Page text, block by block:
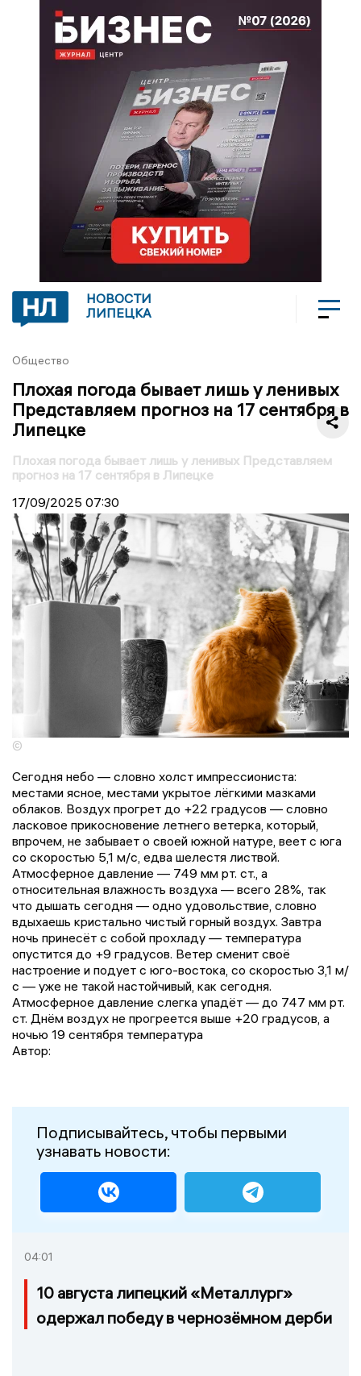
НОВОСТИ
ЛИПЕЦКА
Общество
Плохая погода бывает лишь у ленивых
Представляем прогноз на 17 сентября в
Липецке
Плохая погода бывает лишь у ленивых Представляем
прогноз на 17 сентября в Липецке
17/09/2025 07:30
©
Сегодня небо — словно холст импрессиониста:
местами ясное, местами укрытое лёгкими мазками
облаков. Воздух прогрет до +22 градусов — словно
ласковое прикосновение летнего ветерка, который,
впрочем, не забывает о своей южной натуре, веет с юга
со скоростью 5,1 м/с, едва шелестя листвой.
Атмосферное давление — 749 мм рт. ст., а
относительная влажность воздуха — всего 28%, так
что дышать сегодня — одно удовольствие, словно
вдыхаешь кристально чистый горный воздух. Завтра
ночь принесёт с собой прохладу — температура
опустится до +9 градусов. Ветер сменит своё
настроение и подует с юго-востока, со скоростью 3,1 м/
с — уже не такой настойчивый, как сегодня.
Атмосферное давление слегка упадёт — до 747 мм рт.
ст. Днём воздух не прогреется выше +20 градусов, а
ночью 19 сентября температура
Автор:
Подписывайтесь, чтобы первыми
узнавать новости:
04:01
10 августа липецкий «Металлург»
одержал победу в чернозёмном дерби